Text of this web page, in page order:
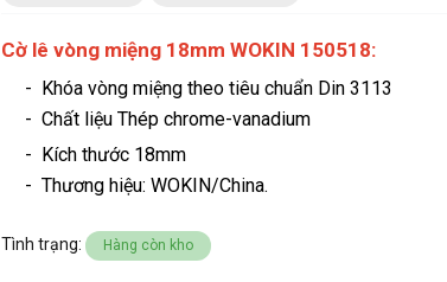
Cờ lê vòng miệng 18mm WOKIN 150518:
- Khóa vòng miệng theo tiêu chuẩn Din 3113
- Chất liệu Thép chrome-vanadium
- Kích thước 18mm
- Thương hiệu: WOKIN/China.
Tình trạng: Hàng còn kho